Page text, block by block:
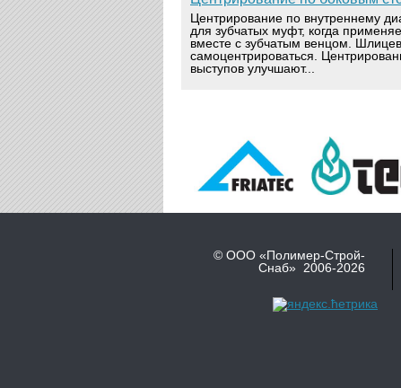
Центрирование по внутреннему
для зубчатых муфт, когда
вместе с зубчатым венцом.
самоцентрироваться.
выступов улучшают...
© ООО «Полимер-Строй-
Снаб» 2006-2026